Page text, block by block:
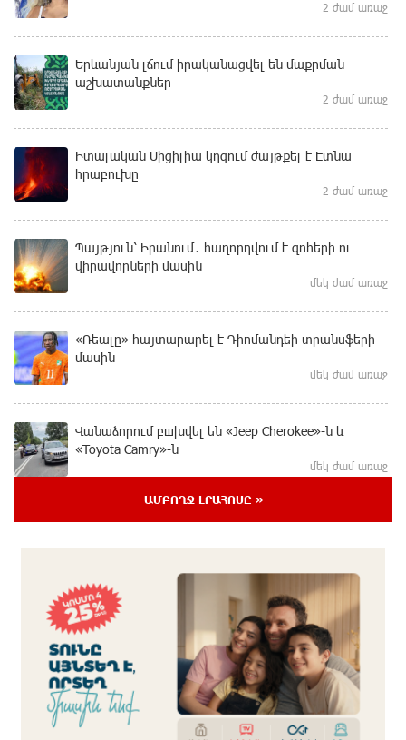
2 ժամ առաջ
Երևանյան լճում իրականացվել են մաքրման
աշխատանքներ
2 ժամ առաջ
Իտալական Սիցիլիա կղզում ժայթքել է Էտնա
հրաբուխը
2 ժամ առաջ
Պայթյուն՝ Իրանում․ հաղորդվում է զոհերի ու
վիրավորների մասին
մեկ ժամ առաջ
«Ռեալը» հայտարարել է Դիոմանդեի տրանսֆերի
մասին
մեկ ժամ առաջ
Վանաձորում բшխվել են «Jeep Cherokee»-ն և
«Toyota Camry»-ն
մեկ ժամ առաջ
Մասկը մերժել է Կիևի խնդրանքը՝ օգտագործել
29 րոպե առաջ
Երևանում և մարզերում էլեկտրաէներգիայի
ընդհատումներ կլինեն
11 րոպե առաջ
Ստեփանավանում ռուս կին է փորձել ինքնասպան
ԱՄԲՈՂՋ ԼՐԱՀՈՍԸ »